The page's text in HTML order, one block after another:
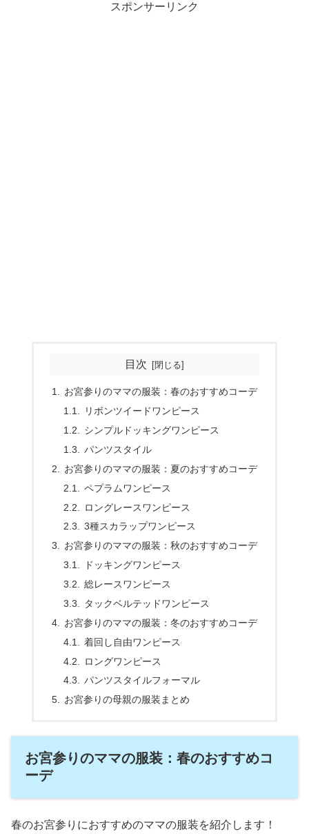
スポンサーリンク
目次
お宮参りのママの服装：春のおすすめコーデ
リボンツイードワンピース
シンプルドッキングワンピース
パンツスタイル
お宮参りのママの服装：夏のおすすめコーデ
ペプラムワンピース
ロングレースワンピース
3種スカラップワンピース
お宮参りのママの服装：秋のおすすめコーデ
ドッキングワンピース
総レースワンピース
タックベルテッドワンピース
お宮参りのママの服装：冬のおすすめコーデ
着回し自由ワンピース
ロングワンピース
パンツスタイルフォーマル
お宮参りの母親の服装まとめ
お宮参りのママの服装：春のおすすめコ
ーデ
春のお宮参りにおすすめのママの服装を紹介します！